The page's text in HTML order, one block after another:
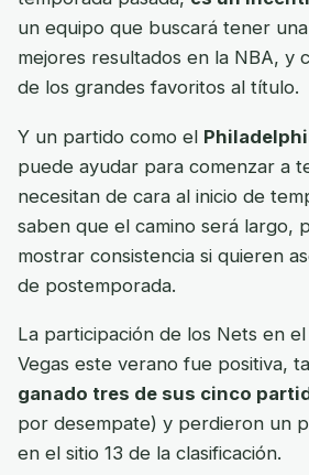
un equipo que buscará tener
mejores resultados en la NBA, y
de los grandes favoritos al título.
Y un partido como el
puede ayudar para comenzar a
necesitan de cara al inicio de
saben que el camino será largo,
mostrar consistencia si quieren
de postemporada.
La participación de los Nets en
Vegas este verano fue positiva,
ganado tres de sus cinco
por desempate) y perdieron un
en el sitio 13 de la clasificación.